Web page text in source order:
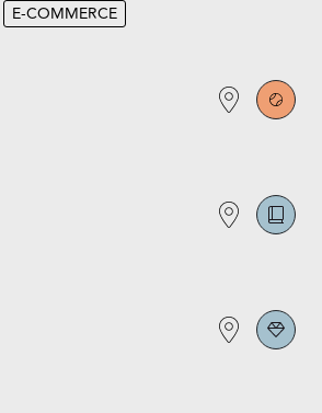
E-COMMERCE